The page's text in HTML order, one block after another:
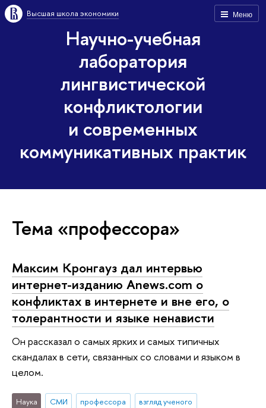
Меню
Высшая школа экономики
Научно-учебная
лаборатория
лингвистической
конфликтологии
и современных
коммуникативных практик
Тема «профессора»
Максим Кронгауз дал интервью
интернет-изданию Anews.com о
конфликтах в интернете и вне его, о
толерантности и языке ненависти
Он рассказал о самых ярких и самых типичных
скандалах в сети, связанных со словами и языком в
целом.
Наука СМИ профессора взгляд ученого